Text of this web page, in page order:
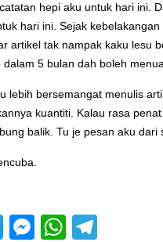
hepi aku untuk hari ini.
hari ini. Sejak
artikel tak nampak kaku lesu
dalam 5 bulan dah boleh
lebih bersemangat menulis
kuantiti. Kalau rasa
balik. Tu je pesan aku
TwitterMessenger